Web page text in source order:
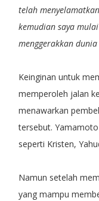
telah
kemudian saya
menggerakkan
Keinginan untuk
memperoleh jalan
menawarkan
tersebut.
seperti Kristen,
Namun setelah
yang mampu